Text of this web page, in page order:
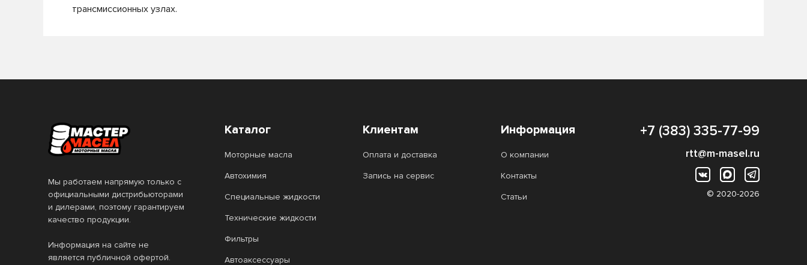
трансмиссионных узлах.
Мы работаем напрямую только с
официальными дистрибьюторами
и дилерами, поэтому гарантируем
качество продукции.
Информация на сайте не
является публичной офертой.
Каталог
Моторные масла
Автохимия
Специальные жидкости
Технические жидкости
Фильтры
Автоаксессуары
Клиентам
Оплата и доставка
Запись на сервис
Информация
О компании
Контакты
Статьи
+7 (383) 335-77-99
rtt@m-masel.ru
© 2020-2026